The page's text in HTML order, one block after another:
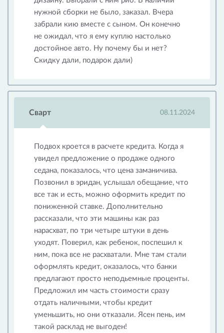
нужной сборки не было, заказал. Вчера
забрали кию вместе с сыном. Он конечно
не ожидал, что я ему куплю настолько
достойное авто. Ну почему бы и нет?
Скидку дали, подарок дали)
Сварт 08.11.2024
Подвох кроется в расчете кредита. Когда я
увидел предложение о продаже одного
седана, показалось, что цена заманичива.
Позвонил в эридан, услышал обещание, что
все так и есть, можно оформить кредит по
пониженной ставке. Дополнительно
рассказали, что эти машины как раз
нарасхват, по три четыре штуки в день
уходят. Поверил, как ребенок, поспешил к
ним, пока все не расхватали. Мне там стали
оформлять кредит, оказалось, что банки
предлагают просто неподьемные проценты.
Предложил им часть стоимости сразу
отдать наличными, чтобы кредит
уменьшить, но они отказали. Ясен пень, им
такой расклад не выгоден!